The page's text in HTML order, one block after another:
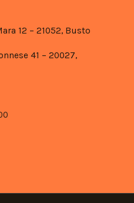
12 – 21052, Busto
41 – 20027,